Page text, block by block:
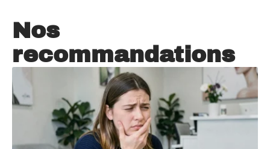
Nos
recommandations